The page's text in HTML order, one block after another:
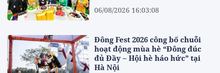
06/08/2026 16:03:08
Đông Fest 2026 công bố chuỗi
hoạt động mùa hè “Đông đúc
đủ Đầy – Hội hè háo hức” tại
Hà Nội